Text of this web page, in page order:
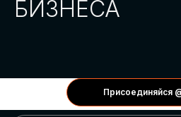
Присоединяйся
ГЛОБАЛЬНАЯ
ЦИФРОВИЗАЦИЯ